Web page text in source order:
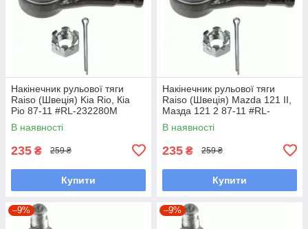
Накінечник рульової тяги
Raiso (Швеція) Kia Rio, Кіа
Ріо 87-11 #RL-232280M
UAYINBP7
В наявності
235 ₴ 259 ₴
Купити
Накінечник рульової тяги
Raiso (Швеція) Mazda 121 II,
Мазда 121 2 87-11 #RL-
232280M UAFKHJP7
В наявності
235 ₴ 259 ₴
Купити
–9% –9%